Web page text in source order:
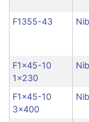
F1355-43
F1x45-10
1x230
F1x45-10
3x400